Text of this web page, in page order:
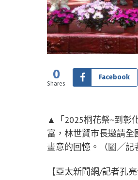
0
Shares
Facebook
▲「2025桐花祭~到彰
富，林世賢市長邀請
畫意的回憶。（圖╱記
【亞太新聞網/記者孔